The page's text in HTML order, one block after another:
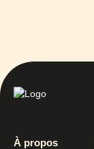
À propos